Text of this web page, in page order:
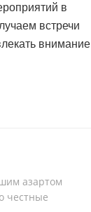
в
встречи
внимание
азартом
честные